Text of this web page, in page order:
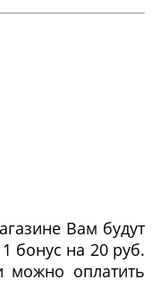
Вам будут
бонус на 20 руб.
можно оплатить